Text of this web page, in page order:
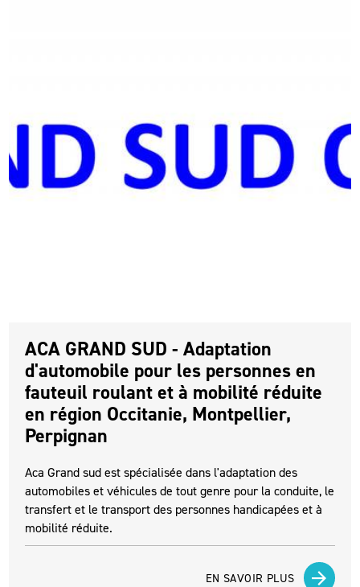
ACA GRAND SUD - Adaptation
d'automobile pour les personnes en
fauteuil roulant et à mobilité réduite
en région Occitanie, Montpellier,
Perpignan
Aca Grand sud est spécialisée dans l'adaptation des
automobiles et véhicules de tout genre pour la conduite, le
transfert et le transport des personnes handicapées et à
mobilité réduite.
EN SAVOIR PLUS